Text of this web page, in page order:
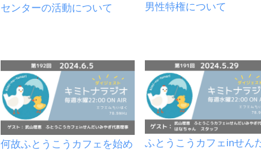
センターの活動について 男性特権について
何故ふとうこうカフェを始め
ふとうこうカフェinせん